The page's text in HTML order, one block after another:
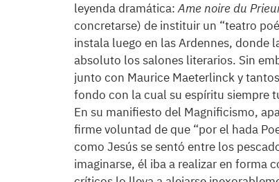
leyenda dramática:Ame noire du
concretarse) de instituir un “teatro
instala luego en las Ardennes, donde
absoluto los salones literarios. Sin
junto con Maurice Maeterlinck y
fondo con la cual su espíritu siempre
En su manifiesto del Magnificismo,
firme voluntad de que “por el hada
como Jesús se sentó entre los
imaginarse, él iba a realizar en forma